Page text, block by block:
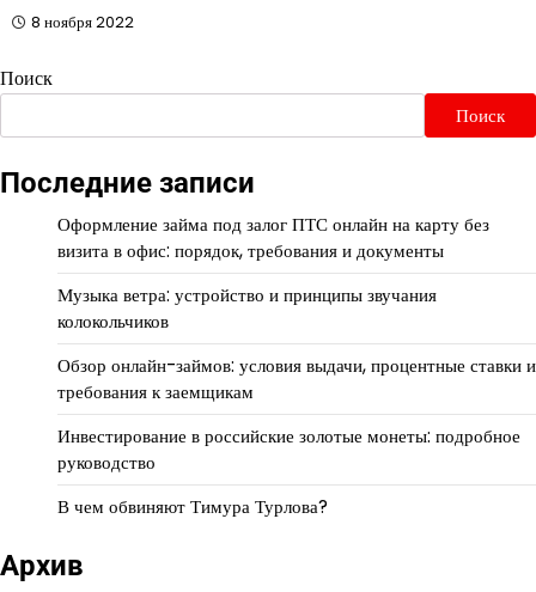
8 ноября 2022
Поиск
Поиск
Последние записи
Оформление займа под залог ПТС онлайн на карту без
визита в офис: порядок, требования и документы
Музыка ветра: устройство и принципы звучания
колокольчиков
Обзор онлайн-займов: условия выдачи, процентные ставки и
требования к заемщикам
Инвестирование в российские золотые монеты: подробное
руководство
В чем обвиняют Тимура Турлова?
Архив